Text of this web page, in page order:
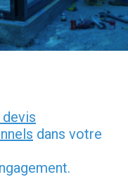
devis
dans votre